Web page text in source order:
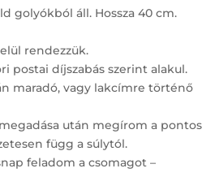
golyókból áll. Hossza 40 cm.
rendezzük.
postai díjszabás szerint alakul.
maradó, vagy lakcímre történő
után megírom a pontos
függ a súlytól.
feladom a csomagot –